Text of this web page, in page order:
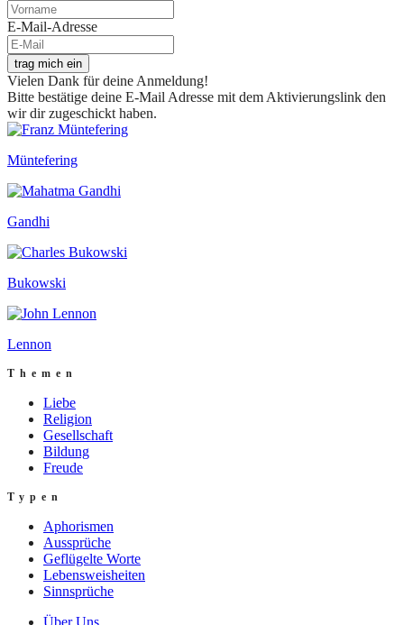
E-Mail-Adresse
trag mich ein
Vielen Dank für deine Anmeldung!
Bitte bestätige deine E-Mail Adresse mit dem Aktivierungslink den
wir dir zugeschickt haben.
Müntefering
Gandhi
Bukowski
Lennon
Themen
Liebe
Religion
Gesellschaft
Bildung
Freude
Typen
Aphorismen
Aussprüche
Geflügelte Worte
Lebensweisheiten
Sinnsprüche
Über Uns